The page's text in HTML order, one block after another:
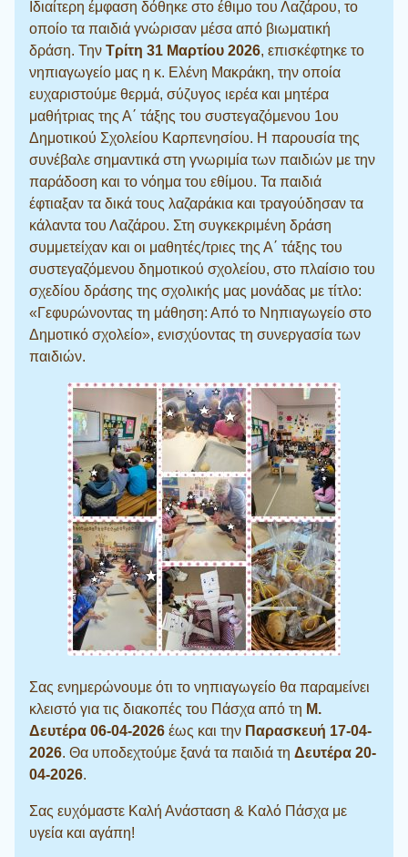
Ιδιαίτερη έμφαση δόθηκε στο έθιμο του Λαζάρου, το
οποίο τα παιδιά γνώρισαν μέσα από βιωματική
δράση. Την Τρίτη 31 Μαρτίου 2026, επισκέφτηκε το
νηπιαγωγείο μας η κ. Ελένη Μακράκη, την οποία
ευχαριστούμε θερμά, σύζυγος ιερέα και μητέρα
μαθήτριας της Α΄ τάξης του συστεγαζόμενου 1ου
Δημοτικού Σχολείου Καρπενησίου. Η παρουσία της
συνέβαλε σημαντικά στη γνωριμία των παιδιών με την
παράδοση και το νόημα του εθίμου. Τα παιδιά
έφτιαξαν τα δικά τους λαζαράκια και τραγούδησαν τα
κάλαντα του Λαζάρου. Στη συγκεκριμένη δράση
συμμετείχαν και οι μαθητές/τριες της Α΄ τάξης του
συστεγαζόμενου δημοτικού σχολείου, στο πλαίσιο του
σχεδίου δράσης της σχολικής μας μονάδας με τίτλο:
«Γεφυρώνοντας τη μάθηση: Από το Νηπιαγωγείο στο
Δημοτικό σχολείο», ενισχύοντας τη συνεργασία των
παιδιών.
Σας ενημερώνουμε ότι το νηπιαγωγείο θα παραμείνει
κλειστό για τις διακοπές του Πάσχα από τη Μ.
Δευτέρα 06-04-2026 έως και την Παρασκευή 17-04-
2026. Θα υποδεχτούμε ξανά τα παιδιά τη Δευτέρα 20-
04-2026.
Σας ευχόμαστε Καλή Ανάσταση & Καλό Πάσχα με
υγεία και αγάπη!